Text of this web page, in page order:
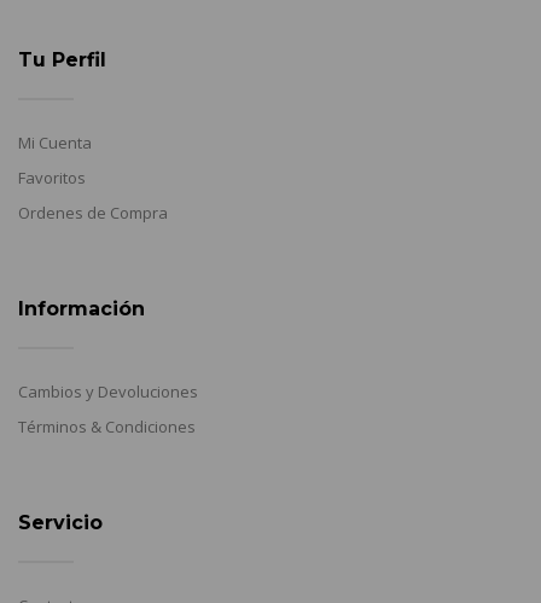
Tu Perfil
Mi Cuenta
Favoritos
Ordenes de Compra
Información
Cambios y Devoluciones
Términos & Condiciones
Servicio